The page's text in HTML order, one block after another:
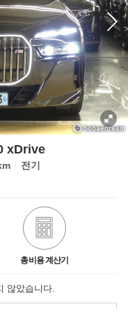
xDrive
전기
총비용 계산기
않았습니다.